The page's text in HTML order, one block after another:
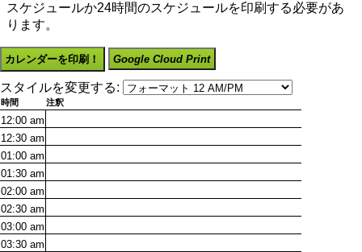
スケジュールか24時間のスケジュールを印刷する必要があ
ります。
カレンダーを印刷！ Google Cloud Print
スタイルを変更する:
時間 注釈
12:00 am
12:30 am
01:00 am
01:30 am
02:00 am
02:30 am
03:00 am
03:30 am